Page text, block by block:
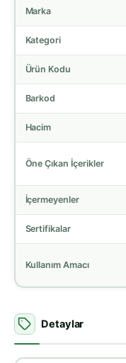
Marka
Kategori
Ürün Kodu
Barkod
Hacim
Öne Çıkan İçerikler
İçermeyenler
Sertifikalar
Kullanım Amacı
Detaylar